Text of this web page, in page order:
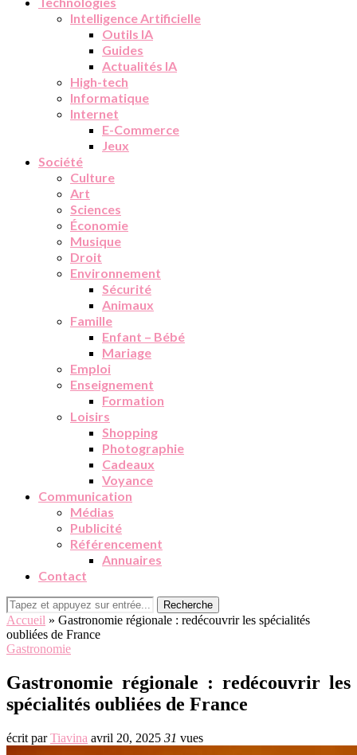
Intelligence Artificielle
Outils IA
Guides
Actualités IA
High-tech
Informatique
Internet
E-Commerce
Jeux
Société
Culture
Art
Sciences
Économie
Musique
Droit
Environnement
Sécurité
Animaux
Famille
Enfant – Bébé
Mariage
Emploi
Enseignement
Formation
Loisirs
Shopping
Photographie
Cadeaux
Voyance
Communication
Médias
Publicité
Référencement
Annuaires
Contact
Recherche
Accueil » Gastronomie régionale : redécouvrir les spécialités
oubliées de France
Gastronomie
Gastronomie régionale : redécouvrir les
spécialités oubliées de France
écrit parTiavina avril 20, 2025 31 vues